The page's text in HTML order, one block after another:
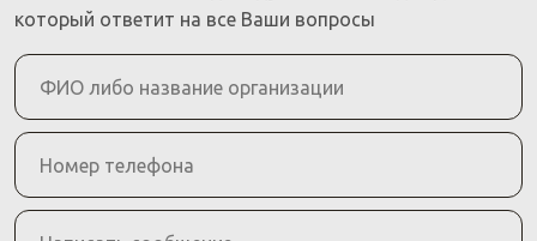
который ответит на все Ваши вопросы